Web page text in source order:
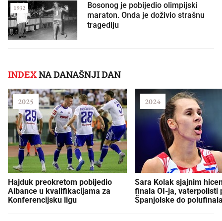
Bosonog je pobijedio olimpijski
maraton. Onda je doživio strašnu
tragediju
1932
INDEXNA DANAŠNJI DAN
Hajduk preokretom pobijedio
Albance u kvalifikacijama za
Konferencijsku ligu
2025
Sara Kolak sjajnim
finala OI-ja, vaterpolisti
Španjolske do
2024